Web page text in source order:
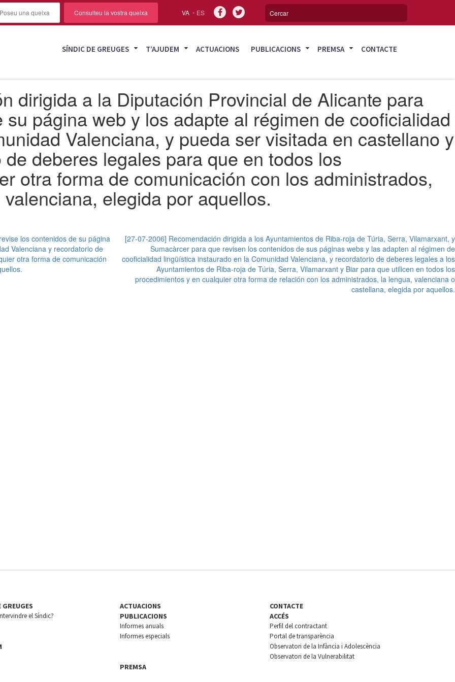
VA ES
Poseu una queixa Consulteu la vostra queixa
SÍNDIC DE GREUGES T’AJUDEM ACTUACIONS PUBLICACIONS PREMSA CONTACTE
dirigida a la Diputación Provincial de Alicante para
página web y los adapte al régimen de cooficialidad
Valenciana, y pueda ser visitada en castellano y
deberes legales para que en todos los
otra forma de comunicación con los administrados,
elegida por aquellos.
los contenidos de su página
Valenciana y recordatorio de
otra forma de comunicación
[27-07-2006] Recomendación dirigida a los Ayuntamientos de Riba-roja de Túria, Serra, Vilamarxant, y
Sumacàrcer para que revisen los contenidos de sus páginas webs y las adapten al régimen de
cooficialidad lingüística instaurado en la Comunidad Valenciana, y recordatorio de deberes legales a los
Ayuntamientos de Riba-roja de Túria, Serra, Vilamarxant y Biar para que utilicen en todos los
procedimientos y en cualquier otra forma de relación con los administrados, la lengua, valenciana o
castellana, elegida por aquellos.
GREUGES
el Síndic?
ACTUACIONS
PUBLICACIONS
Informes anuals
Informes especials
PREMSA
CONTACTE
ACCÉS
Perfil del contractant
Portal de transparència
Observatori de la Infància i Adolescència
Observatori de la Vulnerabilitat